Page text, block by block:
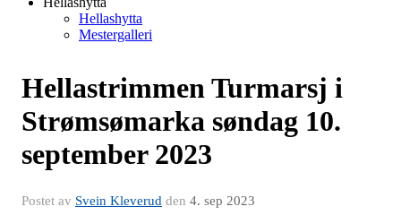
Hellashytta
Mestergalleri
Hellastrimmen Turmarsj i
Strømsømarka søndag 10.
september 2023
Postet av Svein Kleverud den 4. sep 2023